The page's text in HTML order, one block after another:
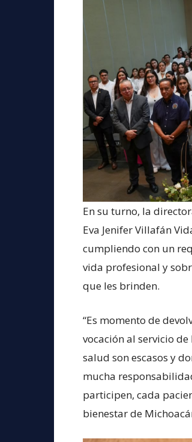
En su turno, la
Eva Jenifer Villafán
cumpliendo con un
vida profesional y
que les brinden.
“Es momento de
vocación al servicio
salud son escasos y
mucha
participen, cada
bienestar de